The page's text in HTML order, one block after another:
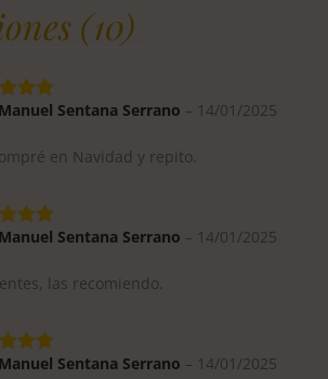
(10)
Sentana Serrano – 14/01/2025
en Navidad y repito.
Sentana Serrano – 14/01/2025
las recomiendo.
Sentana Serrano – 14/01/2025